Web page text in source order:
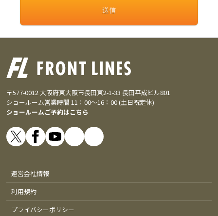
〒577-0012 大阪府東大阪市長田東2-1-33 長田平成ビル801
ショールーム営業時間 11：00～16：00 (土日祝定休)
ショールームご予約はこちら
運営会社情報
利用規約
プライバシーポリシー